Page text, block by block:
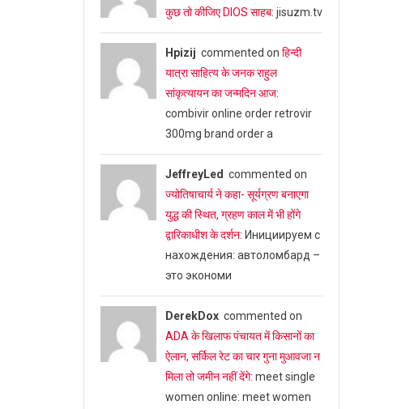
कुछ तो कीजिए DIOS साहब: jisuzm.tv
Hpizij commented on हिन्दी
यात्रा साहित्य के जनक राहुल
सांकृत्यायन का जन्‍मदिन आज:
combivir online order retrovir
300mg brand order a
JeffreyLed commented on
ज्योतिषाचार्य ने कहा- सूर्यग्रण बनाएगा
युद्ध की स्थित, ग्रहण काल में भी होंगे
द्वारिकाधीश के दर्शन: Инициируем с
нахождения: автоломбард –
это экономи
DerekDoxcommented on
ADA के खिलाफ पंचायत में किसानों का
ऐलान, सर्किल रेट का चार गुना मुआवजा न
मिला तो जमीन नहीं देंगे: meet single
women online: meet women